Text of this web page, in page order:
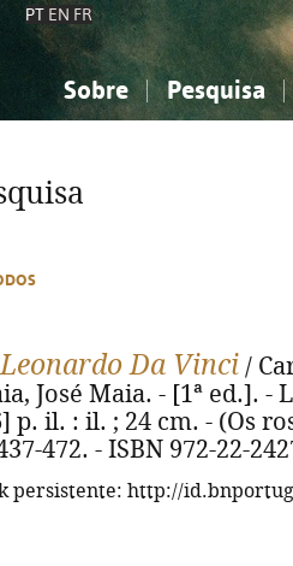
PT EN FR
Sobre Pesquisa
Ciências sociais...
Ciências sociais...
Leonardo Da Vinci /
José Maia. - [1ª ed.]. -
p. il. : il. ; 24 cm. - (Os
472. - ISBN 972-22-
persistente: http://